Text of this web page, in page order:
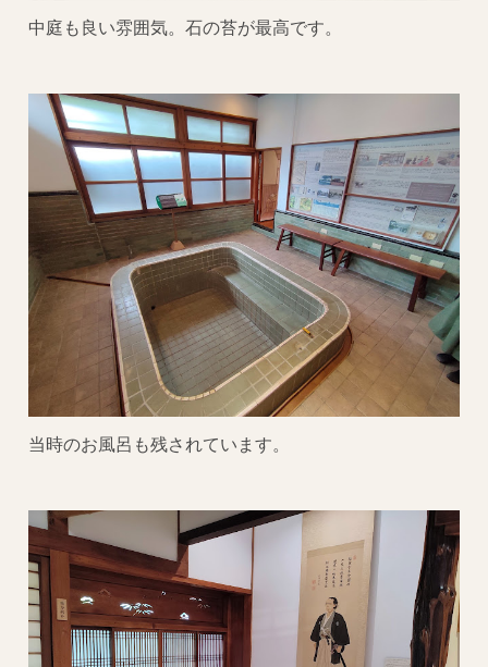
中庭も良い雰囲気。石の苔が最高です。
当時のお風呂も残されています。